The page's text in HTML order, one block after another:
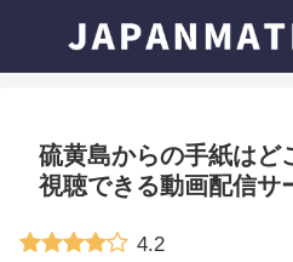
硫黄島からの手紙はど
視聴できる動画配信サ
4.2